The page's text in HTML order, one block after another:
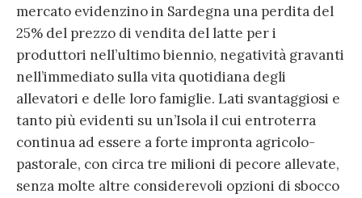
mercato evidenzino in Sardegna una perdita del
25% del prezzo di vendita del latte per i
produttori nell’ultimo biennio, negatività gravanti
nell’immediato sulla vita quotidiana degli
allevatori e delle loro famiglie. Lati svantaggiosi e
tanto più evidenti su un’Isola il cui entroterra
continua ad essere a forte impronta agricolo-
pastorale, con circa tre milioni di pecore allevate,
senza molte altre considerevoli opzioni di sbocco